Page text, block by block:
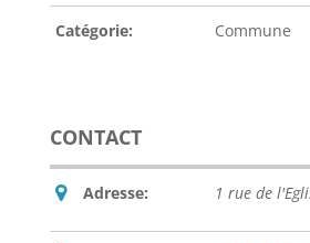
Catégorie: Commune
CONTACT
Adresse: 1 rue de